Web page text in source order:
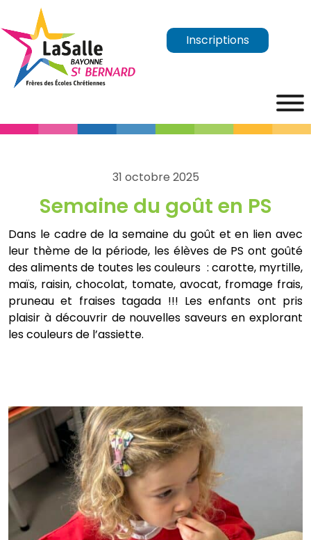
Inscriptions
31 octobre 2025
Semaine du goût en PS
Dans le cadre de la semaine du goût et en lien avec
leur thème de la période, les élèves de PS ont goûté
des aliments de toutes les couleurs : carotte, myrtille,
maïs, raisin, chocolat, tomate, avocat, fromage frais,
pruneau et fraises tagada !!! Les enfants ont pris
plaisir à découvrir de nouvelles saveurs en explorant
les couleurs de l’assiette.